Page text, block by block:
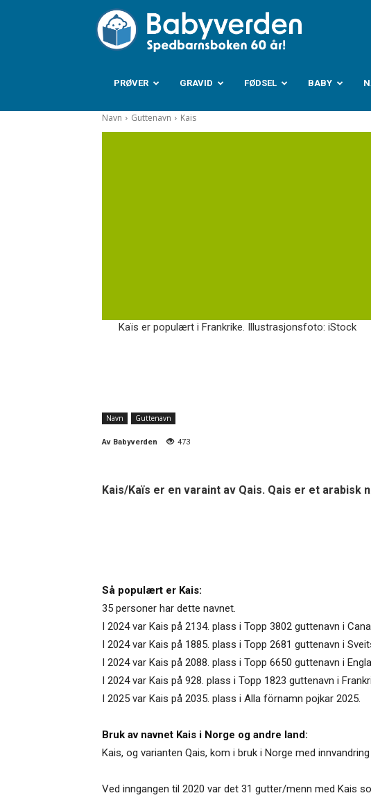
Babyverden.no
PRØVER GRAVID FØDSEL BABY
Navn Guttenavn Kais
Kaïs er populært i Frankrike. Illustrasjonsfoto: iStock
Navn Guttenavn
Av Babyverden 473
Kais/Kaïs er en varaint av Qais. Qais er et
Så populært er Kais:
35 personer har dette navnet.
I 2024 var Kais på 2134. plass i Topp 3802 guttenavn i
I 2024 var Kais på 1885. plass i Topp 2681 guttenavn i
I 2024 var Kais på 2088. plass i Topp 6650 guttenavn i
I 2024 var Kais på 928. plass i Topp 1823 guttenavn i
I 2025 var Kais på 2035. plass i Alla förnamn pojkar 2025.
Bruk av navnet Kais i Norge og andre land:
Kais, og varianten Qais, kom i bruk i Norge med
Ved inngangen til 2020 var det 31 gutter/menn med Kais